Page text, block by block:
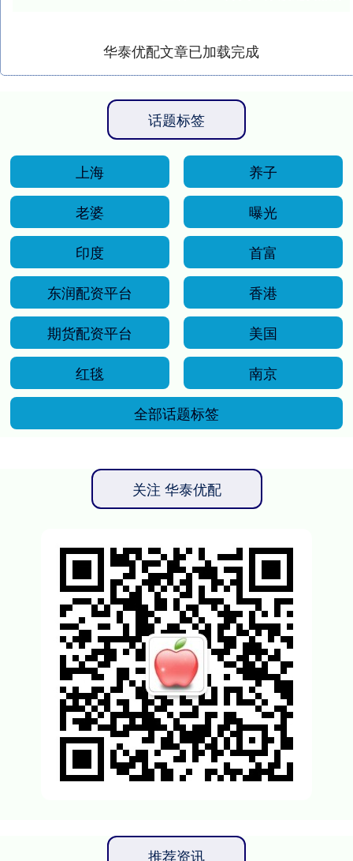
华泰优配文章已加载完成
话题标签
上海
养子
老婆
曝光
印度
首富
东润配资平台
香港
期货配资平台
美国
红毯
南京
全部话题标签
关注 华泰优配
推荐资讯